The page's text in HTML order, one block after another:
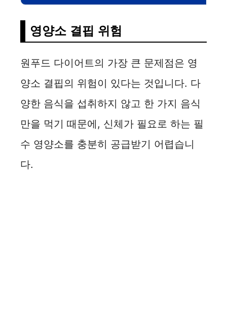
영양소 결핍 위험
원푸드 다이어트의 가장 큰 문제점은 영
양소 결핍의 위험이 있다는 것입니다. 다
양한 음식을 섭취하지 않고 한 가지 음식
만을 먹기 때문에, 신체가 필요로 하는 필
수 영양소를 충분히 공급받기 어렵습니
다.